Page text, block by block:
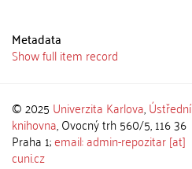
Metadata
Show full item record
© 2025 Univerzita Karlova,Ústřední
knihovna, Ovocný trh 560/5, 116 36
Praha 1;email: admin-repozitar [at]
cuni.cz